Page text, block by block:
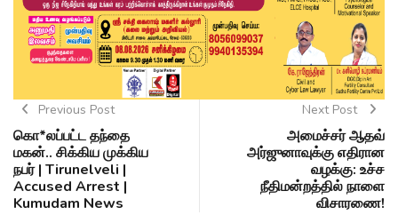
Previous Post
கொ*லப்பட்ட தந்தை
மகன்.. சிக்கிய முக்கிய
நபர் | Tirunelveli |
Accused Arrest |
Kumudam News
Next Post
அமைச்சர் ஆதவ்
அர்ஜுனாவுக்கு எதிரான
வழக்கு: உச்ச
நீதிமன்றத்தில் நாளை
விசாரணை!